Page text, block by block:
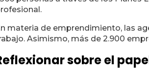
materia de emprendimiento, las
Asimismo, más de 2.900
sobre el